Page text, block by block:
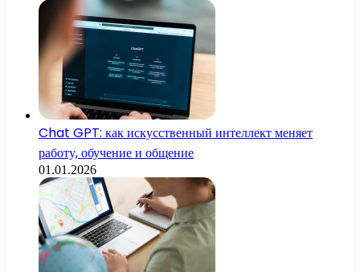
Chat GPT: как искусственный интеллект меняет
работу, обучение и общение
01.01.2026